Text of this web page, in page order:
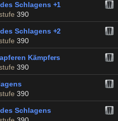
Schlagens +1
390
Schlagens +2
390
Kämpfers
390
390
Schlagens